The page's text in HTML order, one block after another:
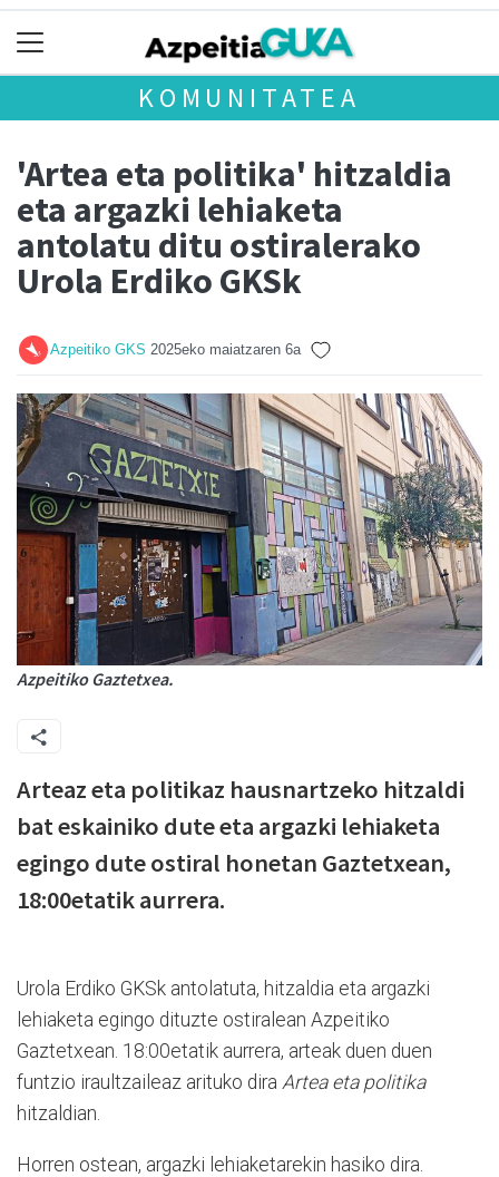
KOMUNITATEA
'Artea eta politika' hitzaldia
eta argazki lehiaketa
antolatu ditu ostiralerako
Urola Erdiko GKSk
Azpeitiko GKS 2025eko maiatzaren 6a
Azpeitiko Gaztetxea.
Arteaz eta politikaz hausnartzeko hitzaldi
bat eskainiko dute eta argazki lehiaketa
egingo dute ostiral honetan Gaztetxean,
18:00etatik aurrera.
Urola Erdiko GKSk antolatuta, hitzaldia eta argazki
lehiaketa egingo dituzte ostiralean Azpeitiko
Gaztetxean. 18:00etatik aurrera, arteak duen duen
funtzio iraultzaileaz arituko dira Artea eta politika
hitzaldian.
Horren ostean, argazki lehiaketarekin hasiko dira.